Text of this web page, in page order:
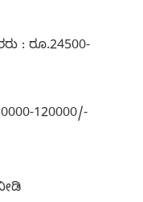
: ರೂ.24500-
120000/-